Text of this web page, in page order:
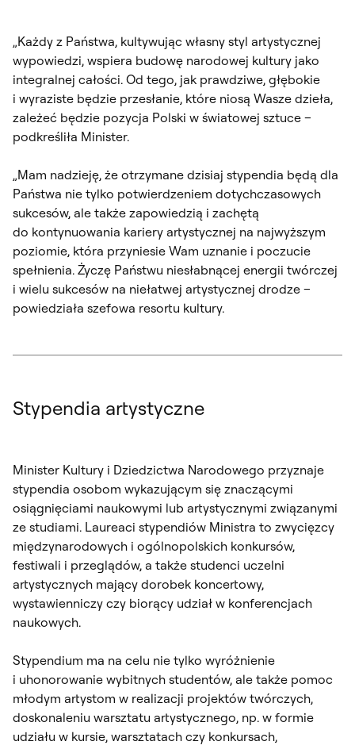
„Każdy z Państwa, kultywując własny styl artystycznej
wypowiedzi, wspiera budowę narodowej kultury jako
integralnej całości. Od tego, jak prawdziwe, głębokie
i wyraziste będzie przesłanie, które niosą Wasze dzieła,
zależeć będzie pozycja Polski w światowej sztuce –
podkreśliła Minister.
„Mam nadzieję, że otrzymane dzisiaj stypendia będą dla
Państwa nie tylko potwierdzeniem dotychczasowych
sukcesów, ale także zapowiedzią i zachętą
do kontynuowania kariery artystycznej na najwyższym
poziomie, która przyniesie Wam uznanie i poczucie
spełnienia. Życzę Państwu niesłabnącej energii twórczej
i wielu sukcesów na niełatwej artystycznej drodze –
powiedziała szefowa resortu kultury.
Stypendia artystyczne
Minister Kultury i Dziedzictwa Narodowego przyznaje
stypendia osobom wykazującym się znaczącymi
osiągnięciami naukowymi lub artystycznymi związanymi
ze studiami. Laureaci stypendiów Ministra to zwycięzcy
międzynarodowych i ogólnopolskich konkursów,
festiwali i przeglądów, a także studenci uczelni
artystycznych mający dorobek koncertowy,
wystawienniczy czy biorący udział w konferencjach
naukowych.
Stypendium ma na celu nie tylko wyróżnienie
i uhonorowanie wybitnych studentów, ale także pomoc
młodym artystom w realizacji projektów twórczych,
doskonaleniu warsztatu artystycznego, np. w formie
udziału w kursie, warsztatach czy konkursach,